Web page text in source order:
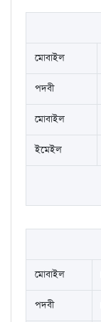
মোবাইল
পদবী
মোবাইল
ইমেইল
মোবাইল
পদবী